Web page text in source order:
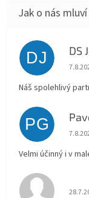
DJ DS
Náš spolehlivý
PG
Velmi účinný i v